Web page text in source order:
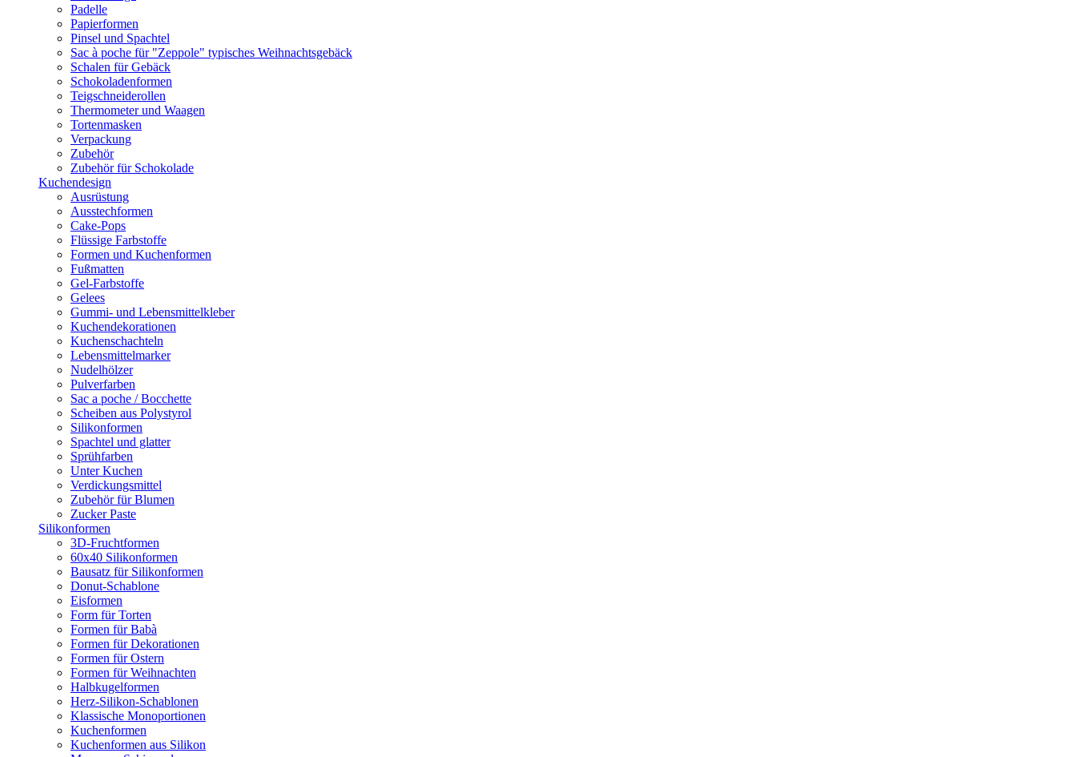
Padelle
Papierformen
Pinsel und Spachtel
Sac à poche für "Zeppole" typisches Weihnachtsgebäck
Schalen für Gebäck
Schokoladenformen
Teigschneiderollen
Thermometer und Waagen
Tortenmasken
Verpackung
Zubehör
Zubehör für Schokolade
Kuchendesign
Ausrüstung
Ausstechformen
Cake-Pops
Flüssige Farbstoffe
Formen und Kuchenformen
Fußmatten
Gel-Farbstoffe
Gelees
Gummi- und Lebensmittelkleber
Kuchendekorationen
Kuchenschachteln
Lebensmittelmarker
Nudelhölzer
Pulverfarben
Sac a poche / Bocchette
Scheiben aus Polystyrol
Silikonformen
Spachtel und glatter
Sprühfarben
Unter Kuchen
Verdickungsmittel
Zubehör für Blumen
Zucker Paste
Silikonformen
3D-Fruchtformen
60x40 Silikonformen
Bausatz für Silikonformen
Donut-Schablone
Eisformen
Form für Torten
Formen für Babà
Formen für Dekorationen
Formen für Ostern
Formen für Weihnachten
Halbkugelformen
Herz-Silikon-Schablonen
Klassische Monoportionen
Kuchenformen
Kuchenformen aus Silikon